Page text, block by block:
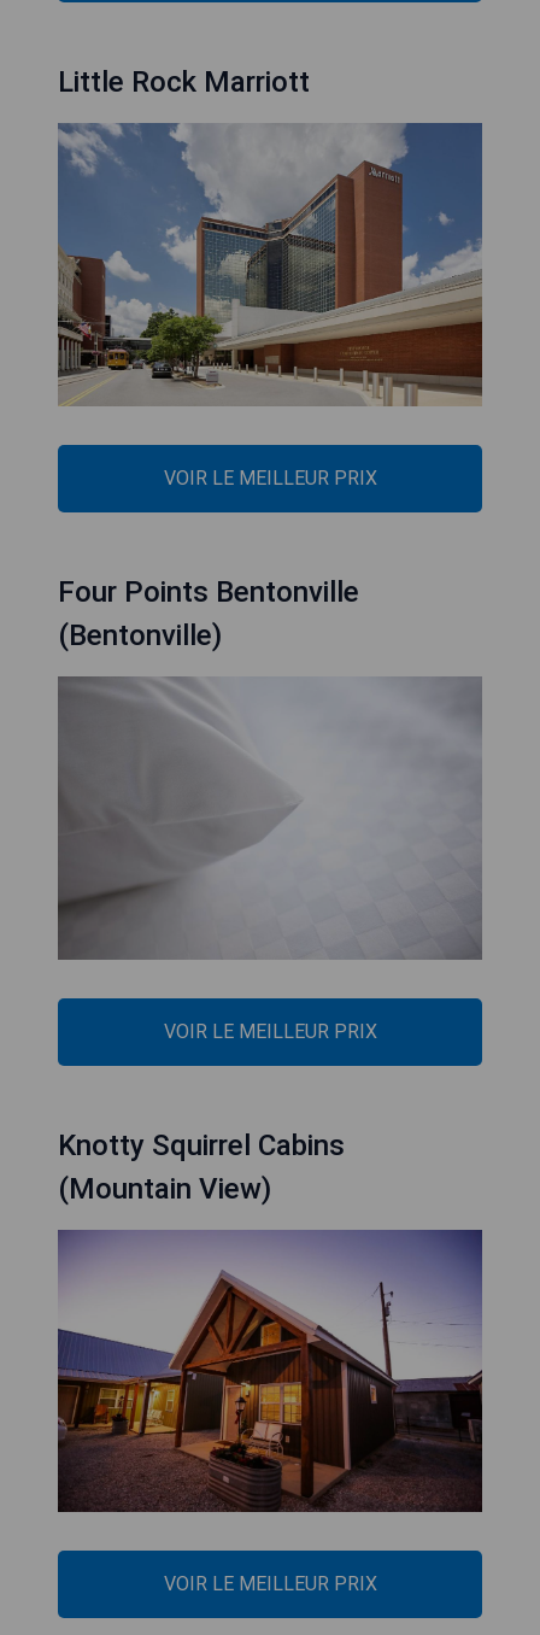
Little Rock Marriott
VOIR LE MEILLEUR PRIX
Four Points Bentonville
(Bentonville)
VOIR LE MEILLEUR PRIX
Knotty Squirrel Cabins
(Mountain View)
VOIR LE MEILLEUR PRIX